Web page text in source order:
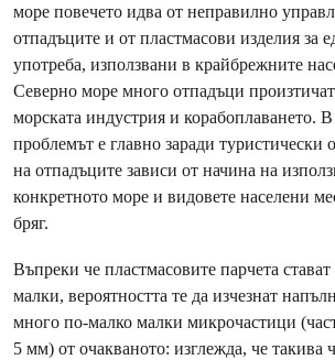
море повечето идва от неправилно
отпадъците и от пластмасови изделия за
употреба, използвани в крайбрежните
Северно море много отпадъци
морската индустрия и корабоплаването.
проблемът е главно заради туристически
на отпадъците зависи от начина на
конкретното море и видовете населени
бряг.
Въпреки че пластмасовите парчета
малки, вероятността те да изчезнат
много по-малко малки микрочастици
5 мм) от очакваното: изглежда, че такива